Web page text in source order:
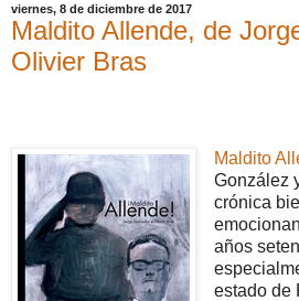
viernes, 8 de diciembre de 2017
Maldito Allende, de
Olivier Bras
Maldito
González
crónica
años
estado de